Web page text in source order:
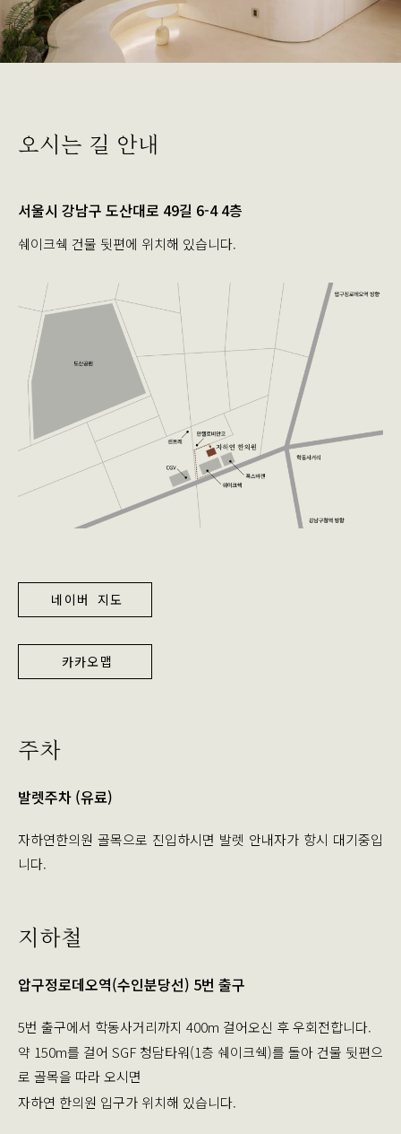
오시는 길 안내
서울시 강남구 도산대로 49길 6-4 4층
쉐이크쉑 건물 뒷편에 위치해 있습니다.
네이버 지도
카카오맵
주차
발렛주차 (유료)
자하연한의원 골목으로 진입하시면 발렛 안내자가 항시 대기중입
니다.
지하철
압구정로데오역(수인분당선) 5번 출구
5번 출구에서 학동사거리까지 400m 걸어오신 후 우회전합니다.
약 150m를 걸어 SGF 청담타워(1층 쉐이크쉑)를 돌아 건물 뒷편으
로 골목을 따라 오시면
자하연 한의원 입구가 위치해 있습니다.